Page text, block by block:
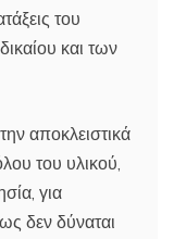
του
και των
αποκλειστικά
του υλικού,
για
δεν δύναται